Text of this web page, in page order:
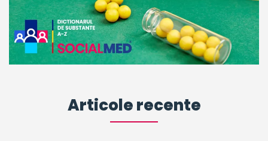
Articole recente